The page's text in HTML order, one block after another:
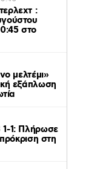
:
στο
μελτέμι»
εξάπλωση
1: Πλήρωσε
στη